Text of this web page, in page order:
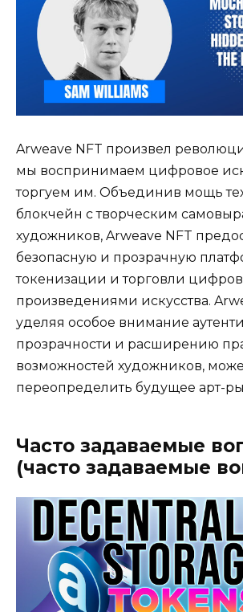
Arweave NFT произвел
мы воспринимаем цифровое
торгуем им. Объединив мощь
блокчейн с творческим
художников, Arweave NFT
безопасную и прозрачную
токенизации и торговли
произведениями искусства.
уделяя особое внимание
прозрачности и расширению
возможностей художников,
переопределить будущее арт-
Часто задаваемые
(часто задаваемые